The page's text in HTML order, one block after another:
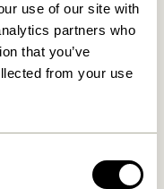
use of our site with
partners who
that you’ve
from your use